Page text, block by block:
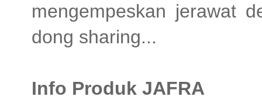
mengempeskan jerawat
dong sharing...
Info Produk JAFRA